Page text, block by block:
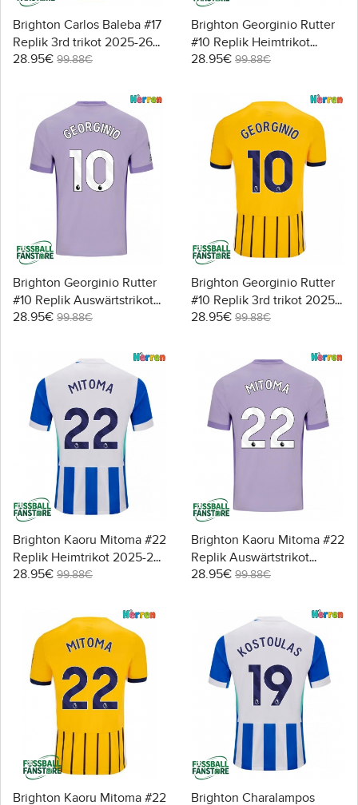
Brighton Carlos Baleba #17
Replik 3rd trikot 2025-26
Kurzarm
28.95€ 99.88€
Brighton Georginio Rutter
#10 Replik Heimtrikot
2025-26 Kurzarm
28.95€ 99.88€
Brighton Georginio Rutter
#10 Replik Auswärtstrikot
2025-26 Kurzarm
28.95€ 99.88€
Brighton Georginio Rutter
#10 Replik 3rd trikot 2025-
26 Kurzarm
28.95€ 99.88€
Brighton Kaoru Mitoma #22
Replik Heimtrikot 2025-26
Kurzarm
28.95€ 99.88€
Brighton Kaoru Mitoma #22
Replik Auswärtstrikot
2025-26 Kurzarm
28.95€ 99.88€
Brighton Kaoru Mitoma #22 Brighton Charalampos